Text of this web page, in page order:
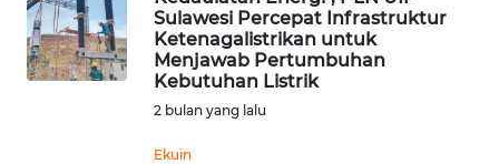
Sulawesi Percepat Infrastruktur
Ketenagalistrikan untuk
Menjawab Pertumbuhan
Kebutuhan Listrik
2 bulan yang lalu
Ekuin
JATENG
WN